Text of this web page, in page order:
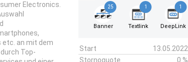
Electronics.
etc. an mit dem
Top-
25
Banner
1
Textlink
1
DeepLink
Start
13.05.2022
Stornoquote
0 %